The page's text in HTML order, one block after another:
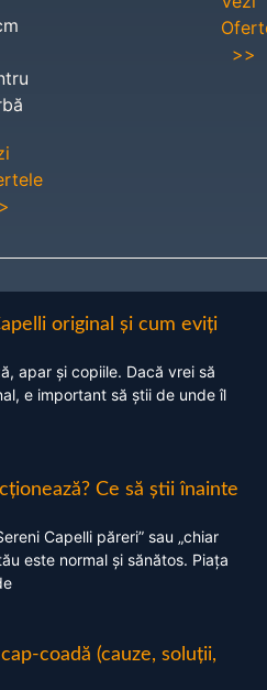
>>
original și cum eviți
apar și copiile. Dacă vrei să
e important să știi de unde îl
Ce să știi înainte
Capelli păreri” sau „chiar
este normal și sănătos. Piața
coadă (cauze, soluții,